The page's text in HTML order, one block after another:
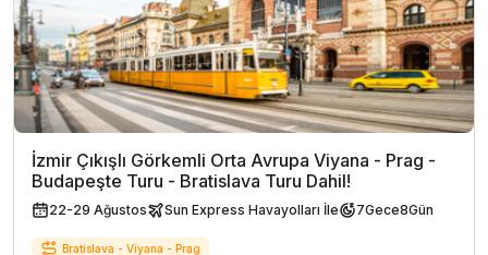
İzmir Çıkışlı Görkemli Orta Avrupa Viyana - Prag -
Budapeşte Turu - Bratislava Turu Dahil!
22-29 Ağustos Sun Express Havayolları İle 7Gece8Gün
Bratislava - Viyana - Prag